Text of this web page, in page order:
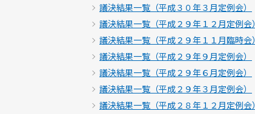
議決結果一覧（平成３０年３月定例会）
議決結果一覧（平成２９年１２月定例会）
議決結果一覧（平成２９年１１月臨時会）
議決結果一覧（平成２９年９月定例会）
議決結果一覧（平成２９年６月定例会）
議決結果一覧（平成２９年３月定例会）
議決結果一覧（平成２８年１２月定例会）